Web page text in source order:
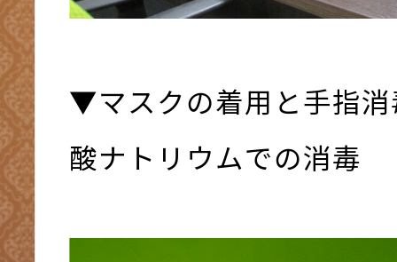
▼マスクの着用と手指
酸ナトリウムでの消毒